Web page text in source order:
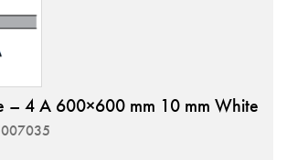
– 4 A 600×600 mm 10 mm White